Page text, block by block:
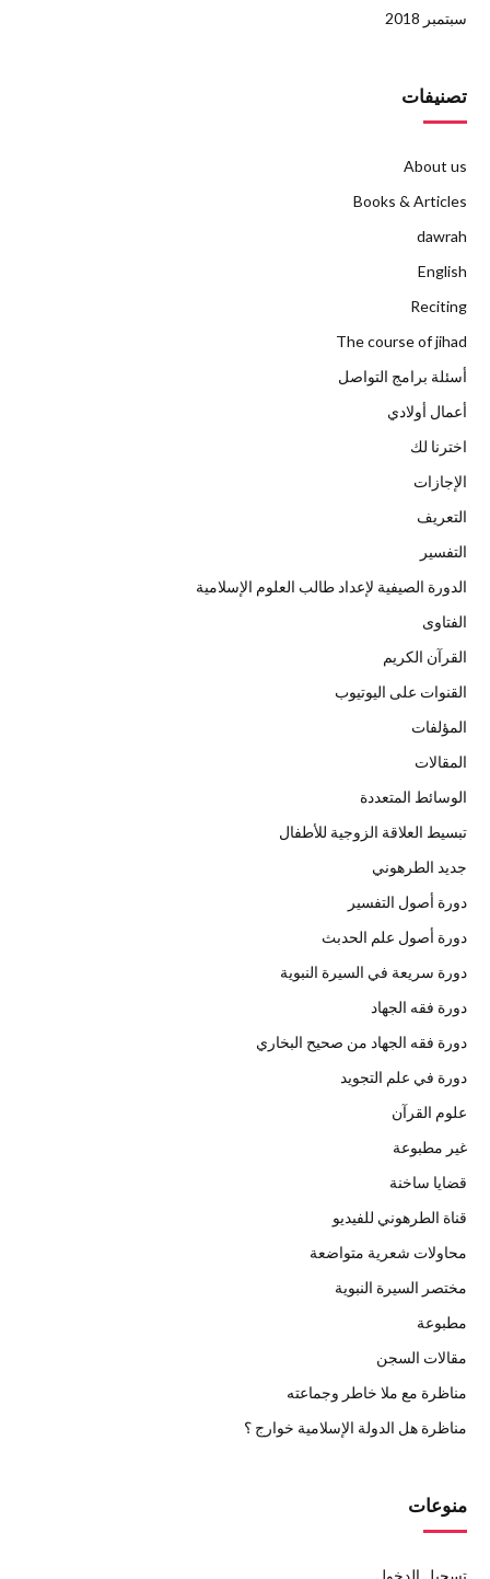
سبتمبر 2018
تصنيفات
About us
Books & Articles
dawrah
English
Reciting
The course of jihad
أسئلة برامج التواصل
أعمال أولادي
اخترنا لك
الإجازات
التعريف
التفسير
الدورة الصيفية لإعداد طالب العلوم الإسلامية
الفتاوى
القرآن الكريم
القنوات على اليوتيوب
المؤلفات
المقالات
الوسائط المتعددة
تبسيط العلاقة الزوجية للأطفال
جديد الطرهوني
دورة أصول التفسير
دورة أصول علم الحدبث
دورة سريعة في السيرة النبوية
دورة فقه الجهاد
دورة فقه الجهاد من صحيح البخاري
دورة في علم التجويد
علوم القرآن
غير مطبوعة
قضايا ساخنة
قناة الطرهوني للفيديو
محاولات شعرية متواضعة
مختصر السيرة النبوية
مطبوعة
مقالات السجن
مناظرة مع ملا خاطر وجماعته
مناظرة هل الدولة الإسلامية خوارج ؟
منوعات
تسجيل الدخول